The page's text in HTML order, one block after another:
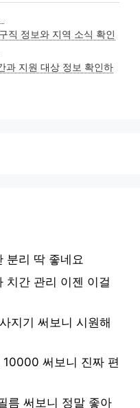
직 정보와 지역 소식 확인
과 지원 대상 정보 확인하
분리 딱 좋네요
치간 관리 이젠 이걸
지기 써보니 시원해
써보니 진짜 편
름 써보니 정말 좋아